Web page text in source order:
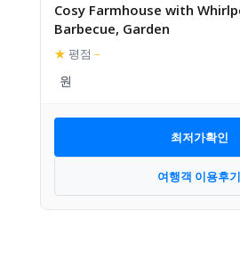
Cosy Farmhouse with
Barbecue, Garden
★ 평점 –
최저가확인
여행객 이용후기